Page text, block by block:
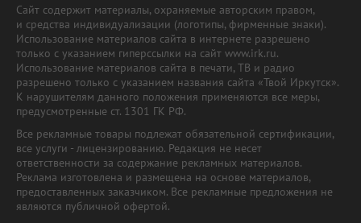
Сайт содержит материалы, охраняемые авторским правом,
и средства индивидуализации (логотипы, фирменные знаки).
Использование материалов сайта в интернете разрешено
только с указанием гиперссылки на сайт www.irk.ru.
Использование материалов сайта в печати, ТВ и радио
разрешено только с указанием названия сайта «Твой Иркутск».
К нарушителям данного положения применяются все меры,
предусмотренные ст. 1301 ГК РФ.
Все рекламные товары подлежат обязательной сертификации,
все услуги - лицензированию. Редакция не несет
ответственности за содержание рекламных материалов.
Реклама изготовлена и размещена на основе материалов,
предоставленных заказчиком. Все рекламные предложения не
являются публичной офертой.